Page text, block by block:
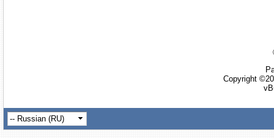
Copyright